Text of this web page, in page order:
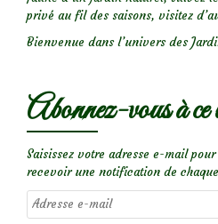
privé au fil des saisons, visitez
Bienvenue dans l’univers des
Abonnez-vous à
Saisissez votre adresse e-mail
recevoir une notification de
Adresse
e-